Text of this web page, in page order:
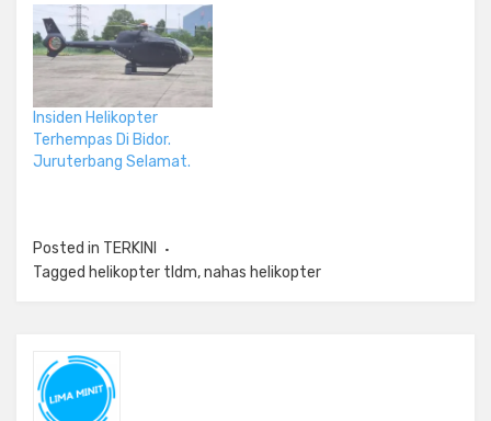
Insiden Helikopter
Terhempas Di Bidor.
Juruterbang Selamat.
Posted in TERKINI
Tagged helikopter tldm,nahas helikopter